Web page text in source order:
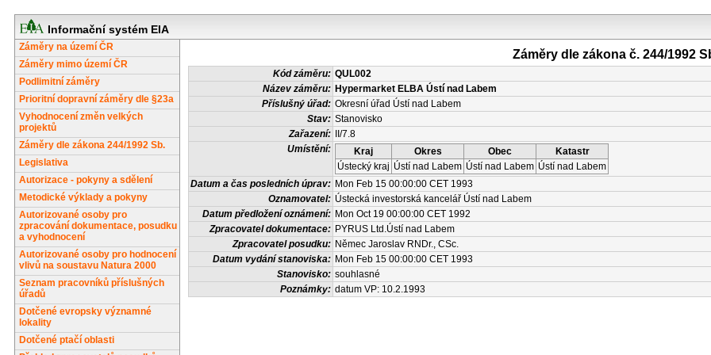
Informační systém EIA
Záměry na území ČR
Záměry mimo území ČR
Podlimitní záměry
Prioritní dopravní záměry dle §23a
Vyhodnocení změn velkých
projektů
Záměry dle zákona 244/1992 Sb.
Legislativa
Autorizace - pokyny a sdělení
Metodické výklady a pokyny
Autorizované osoby pro
zpracování dokumentace, posudku
a vyhodnocení
Autorizované osoby pro hodnocení
vlivů na soustavu Natura 2000
Seznam pracovníků příslušných
úřadů
Dotčené evropsky významné
lokality
Dotčené ptačí oblasti
Záměry dle zákona č. 244/1992
Kód záměru: QUL002
Název záměru: Hypermarket ELBA Ústí nad Labem
Příslušný úřad: Okresní úřad Ústí nad Labem
Stav: Stanovisko
Zařazení:
II/7.8
Umístění:
Kraj Okres Obec
Katastr
Ústecký kraj Ústí nad Labem Ústí nad Labem Ústí nad Labem
Datum a čas posledních úprav: Mon Feb 15 00:00:00 CET 1993
Oznamovatel: Ústecká investorská kancelář Ústí nad Labem
Datum předložení oznámení: Mon Oct 19 00:00:00 CET 1992
Zpracovatel dokumentace: PYRUS Ltd.Ústí nad Labem
Zpracovatel posudku: Němec Jaroslav RNDr., CSc.
Datum vydání stanoviska: Mon Feb 15 00:00:00 CET 1993
Stanovisko: souhlasné
Poznámky: datum VP: 10.2.1993